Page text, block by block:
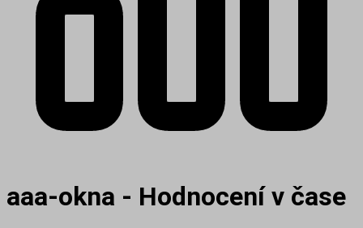
aaa-okna - Hodnocení v čase